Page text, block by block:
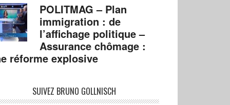
POLITMAG – Plan
immigration : de
l’affichage politique –
Assurance chômage :
réforme explosive
SUIVEZ BRUNO GOLLNISCH